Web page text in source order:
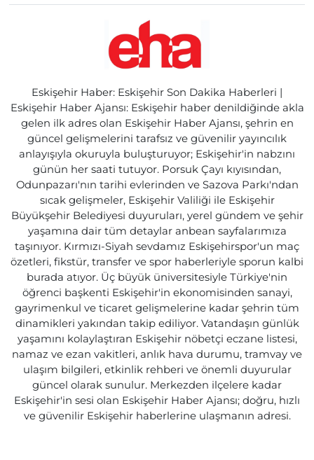
Eskişehir Haber: Eskişehir Son Dakika Haberleri |
Eskişehir Haber Ajansı: Eskişehir haber denildiğinde akla
gelen ilk adres olan Eskişehir Haber Ajansı, şehrin en
güncel gelişmelerini tarafsız ve güvenilir yayıncılık
anlayışıyla okuruyla buluşturuyor; Eskişehir'in nabzını
günün her saati tutuyor. Porsuk Çayı kıyısından,
Odunpazarı'nın tarihi evlerinden ve Sazova Parkı'ndan
sıcak gelişmeler, Eskişehir Valiliği ile Eskişehir
Büyükşehir Belediyesi duyuruları, yerel gündem ve şehir
yaşamına dair tüm detaylar anbean sayfalarımıza
taşınıyor. Kırmızı-Siyah sevdamız Eskişehirspor'un maç
özetleri, fikstür, transfer ve spor haberleriyle sporun kalbi
burada atıyor. Üç büyük üniversitesiyle Türkiye'nin
öğrenci başkenti Eskişehir'in ekonomisinden sanayi,
gayrimenkul ve ticaret gelişmelerine kadar şehrin tüm
dinamikleri yakından takip ediliyor. Vatandaşın günlük
yaşamını kolaylaştıran Eskişehir nöbetçi eczane listesi,
namaz ve ezan vakitleri, anlık hava durumu, tramvay ve
ulaşım bilgileri, etkinlik rehberi ve önemli duyurular
güncel olarak sunulur. Merkezden ilçelere kadar
Eskişehir'in sesi olan Eskişehir Haber Ajansı; doğru, hızlı
ve güvenilir Eskişehir haberlerine ulaşmanın adresi.